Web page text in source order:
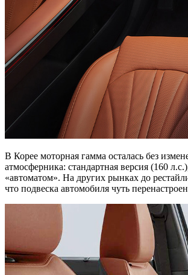
В Корее моторная гамма осталась без
атмосферника: стандартная версия (160
«автоматом». На других рынках до
что подвеска автомобиля чуть